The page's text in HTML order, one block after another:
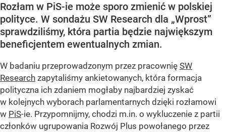
Rozłam w PiS-ie może sporo zmienić w polskiej
polityce. W sondażu SW Research dla „Wprost”
sprawdziliśmy, która partia będzie największym
beneficjentem ewentualnych zmian.
W badaniu przeprowadzonym przez pracownię SW
Research zapytaliśmy ankietowanych, która formacja
polityczna ich zdaniem mogłaby najbardziej zyskać
w kolejnych wyborach parlamentarnych dzięki rozłamowi
w PiS-ie. Przypomnijmy, chodzi m.in. o wykluczenie z partii
członków ugrupowania Rozwój Plus powołanego przez